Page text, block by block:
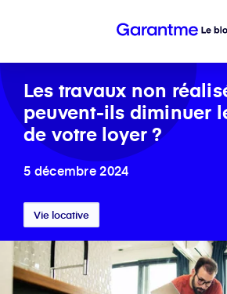
Les travaux non
peuvent-ils diminuer
de votre loyer ?
5 décembre 2024
Vie locative